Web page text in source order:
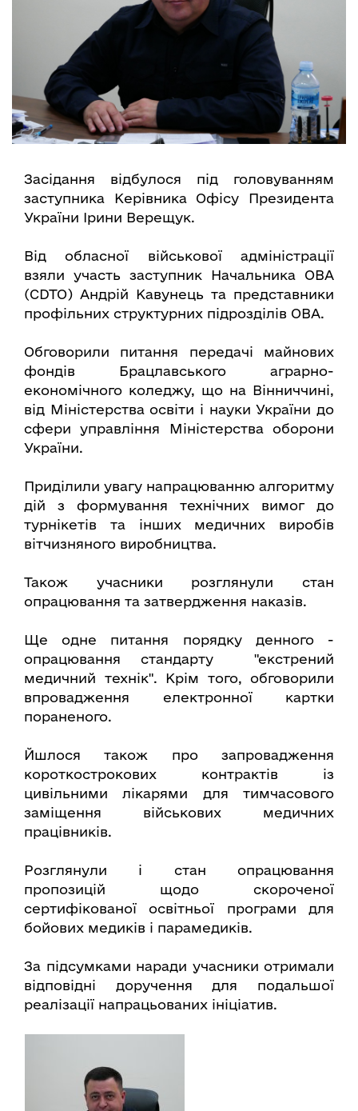
Засідання відбулося під головуванням
заступника Керівника Офісу Президента
України Ірини Верещук.
Від обласної військової адміністрації
взяли участь заступник Начальника ОВА
(CDTO) Андрій Кавунець та представники
профільних структурних підрозділів ОВА.
Обговорили питання передачі майнових
фондів Брацлавського аграрно-
економічного коледжу, що на Вінниччині,
від Міністерства освіти і науки України до
сфери управління Міністерства оборони
України.
Приділили увагу напрацюванню алгоритму
дій з формування технічних вимог до
турнікетів та інших медичних виробів
вітчизняного виробництва.
Також учасники розглянули стан
опрацювання та затвердження наказів.
Ще одне питання порядку денного -
опрацювання стандарту "екстрений
медичний технік". Крім того, обговорили
впровадження електронної картки
пораненого.
Йшлося також про запровадження
короткострокових контрактів із
цивільними лікарями для тимчасового
заміщення військових медичних
працівників.
Розглянули і стан опрацювання
пропозицій щодо скороченої
сертифікованої освітньої програми для
бойових медиків і парамедиків.
За підсумками наради учасники отримали
відповідні доручення для подальшої
реалізації напрацьованих ініціатив.